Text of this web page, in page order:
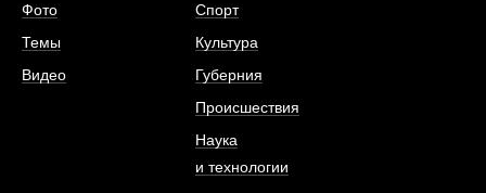
Фото
Темы
Видео
Спорт
Культура
Губерния
Происшествия
Наука
и технологии